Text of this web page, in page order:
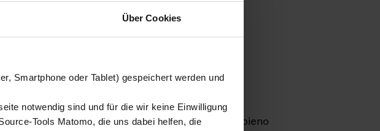
Über Cookies
Smartphone oder Tablet) gespeichert werden und
notwendig sind und für die wir keine Einwilligung
Tools Matomo, die uns dabei helfen, die
daDas ganze LebenGmbH e rimangono in pieno